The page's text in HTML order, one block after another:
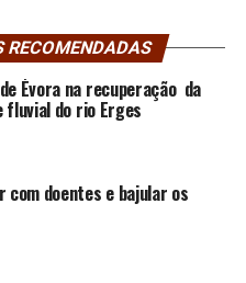
RECOMENDADAS
Évora na recuperação da
fluvial do rio Erges
com doentes e bajular os